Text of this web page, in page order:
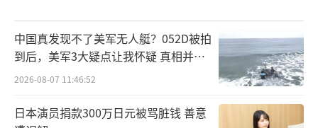
中国真发现不了美军无人艇？052D被拍
到后，美军3大疑点让我怀疑 真相并非
如此
2026-08-07 11:46:52
日本演员捐款300万日元被骂脏钱 善意